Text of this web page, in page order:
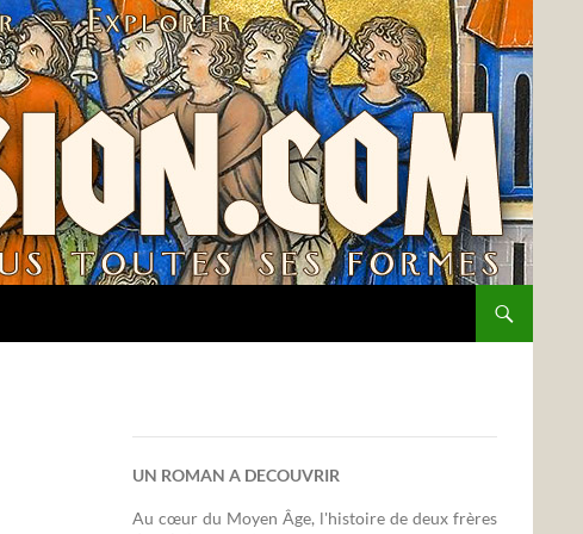
UN ROMAN A DECOUVRIR
Au cœur du Moyen Âge, l'histoire de deux frères